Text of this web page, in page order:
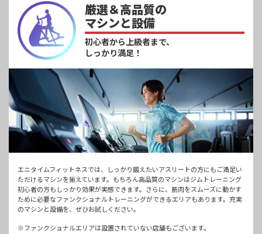
厳選＆高品質の
マシンと設備
初心者から上級者まで、
しっかり満足！
エニタイムフィットネスでは、しっかり鍛えたいアスリートの方にもご満足い
ただけるマシンを揃えています。もちろん高品質のマシンはジムトレーニング
初心者の方もしっかり効果が実感できます。さらに、筋肉をスムーズに動かす
ために必要なファンクショナルトレーニングができるエリアもあります。充実
のマシンと設備を、ぜひお試しください。
※ファンクショナルエリアは設置されていない店舗もございます。